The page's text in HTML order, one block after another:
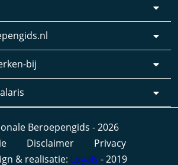
bij
Beroepengids - 2026
Disclaimer
Privacy
& realisatie: Loyals - 2019